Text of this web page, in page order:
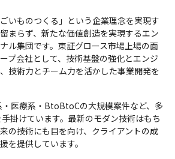
いものつくる」という企業理念を実現す
まらず、新たな価値創造を実現するエン
ル集団です。東証グロース市場上場の面
プ会社として、技術基盤の強化とエンジ
技術力とチーム力を活かした事業開発を
・医療系・BtoBtoCの大規模案件など、多
掛けています。最新のモダン技術はもち
の技術にも目を向け、クライアントの成
を提供しています。